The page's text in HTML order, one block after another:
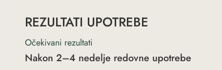
REZULTATI UPOTREBE
Očekivani rezultati
Nakon 2–4 nedelje redovne upotrebe